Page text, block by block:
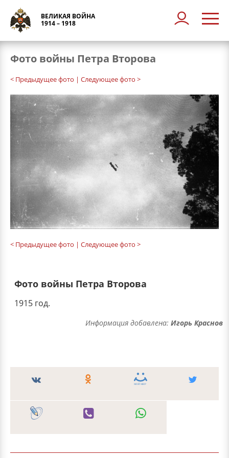
ВЕЛИКАЯ ВОЙНА
1914 – 1918
Фото войны Петра Второва
< Предыдущее фото | Следующее фото >
< Предыдущее фото | Следующее фото >
Фото войны Петра Второва
1915 год.
Информация добавлена:Игорь Краснов